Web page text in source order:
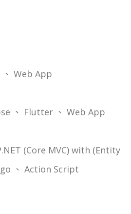
Web App
、 Flutter 、 Web App
(Core MVC) with (Entity
、 Action Script